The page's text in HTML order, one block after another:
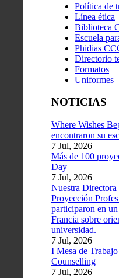
Política de
Línea ética
Biblioteca
Escuela
Phidias
Directorio
Formatos
Uniformes
NOTICIAS
Where Wishes
encontraron su
7 Jul, 2026
Más de 100
Day
7 Jul, 2026
Nuestra
Proyección
participaron en
Francia sobre
universidad.
7 Jul, 2026
I Mesa de
Counselling
7 Jul, 2026